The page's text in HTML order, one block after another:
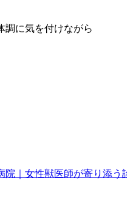
調に気を付けながら